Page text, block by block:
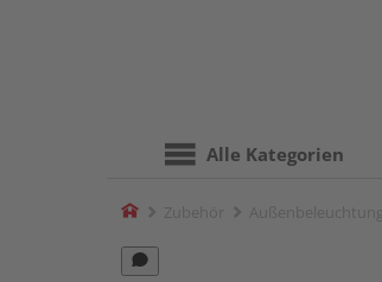
Alle Kategorien
Home